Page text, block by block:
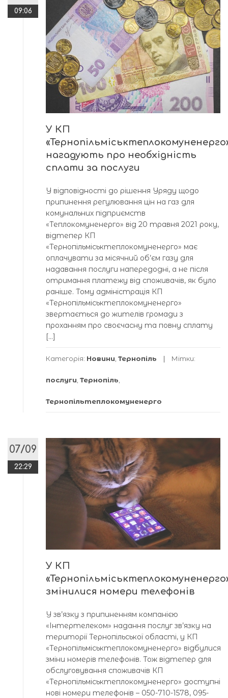
09:06
У КП
нагадують про необхідність
сплати за послуги
У відповідності до рішення Уряду щодо
припинення регулювання цін на газ для
комунальних підприємств
«Теплокомуненерго» від 20 травня 2021 року,
відтепер КП
«Тернопільміськтеплокомуненерго» має
оплачувати за місячний об’єм газу для
надавання послуги напередодні, а не після
отримання платежу від споживачів, як було
раніше. Тому адміністрація КП
«Тернопільміськтеплокомуненерго»
звертається до жителів громади з
проханням про своєчасну та повну сплату
[…]
Категорія: Новини Тернопіль Мітки:
послуги Тернопіль
Тернопільтеплокомуненерго
07/09
22:29
У КП
змінилися номери телефонів
У зв’язку з припиненням компанією
«Інтертелеком» надання послуг зв’язку на
території Тернопільської області, у КП
«Тернопільміськтеплокомуненерго» відбулися
зміни номерів телефонів. Тож відтепер для
обслуговування споживачів КП
«Тернопільміськтеплокомуненерго» доступні
нові номери телефонів – 050-710-1578, 095-